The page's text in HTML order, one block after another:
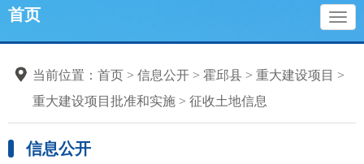
首页
当前位置： 首页 > 信息公开 > 霍邱县 > 重大建设项目 >
重大建设项目批准和实施 > 征收土地信息
信息公开
标准目录